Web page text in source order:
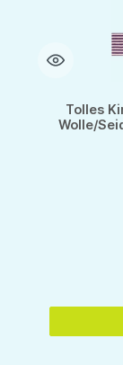
Tolles
Wolle/